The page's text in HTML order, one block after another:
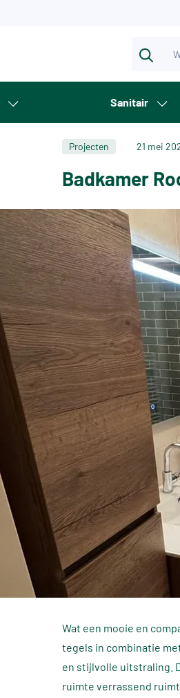
Sanitair
Projecten 21 mei
Badkamer
Wat een mooie en
tegels in combinatie
en stijlvolle uitstraling.
ruimte verrassend